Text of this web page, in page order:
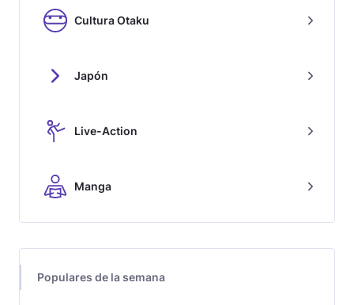
Cultura Otaku
Japón
Live-Action
Manga
Populares de la semana